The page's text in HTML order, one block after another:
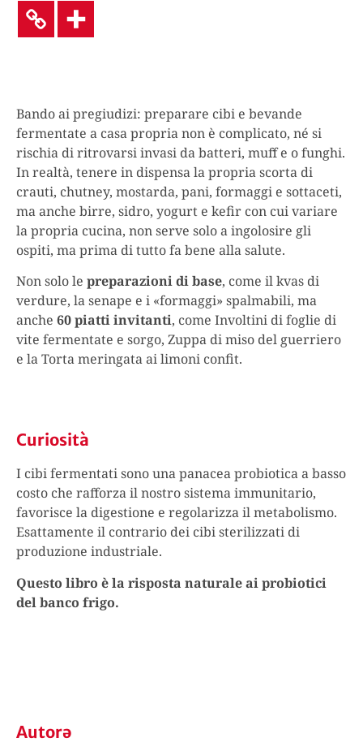
Bando ai pregiudizi: preparare cibi e bevande
fermentate a casa propria non è complicato, né si
rischia di ritrovarsi invasi da batteri, muff e o funghi.
In realtà, tenere in dispensa la propria scorta di
crauti, chutney, mostarda, pani, formaggi e sottaceti,
ma anche birre, sidro, yogurt e kefir con cui variare
la propria cucina, non serve solo a ingolosire gli
ospiti, ma prima di tutto fa bene alla salute.
Non solo le preparazioni di base, come il kvas di
verdure, la senape e i «formaggi» spalmabili, ma
anche 60 piatti invitanti, come Involtini di foglie di
vite fermentate e sorgo, Zuppa di miso del guerriero
e la Torta meringata ai limoni confit.
Curiosità
I cibi fermentati sono una panacea probiotica a basso
costo che rafforza il nostro sistema immunitario,
favorisce la digestione e regolarizza il metabolismo.
Esattamente il contrario dei cibi sterilizzati di
produzione industriale.
Questo libro è la risposta naturale ai probiotici
del banco frigo.
Autorə